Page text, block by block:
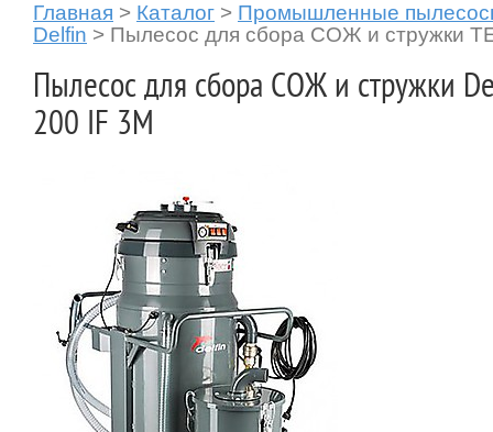
Главная > Каталог > Промышленные
Delfin > Пылесос для сбора СОЖ и стружки
Пылесос для сбора СОЖ и стружки
200 IF 3M